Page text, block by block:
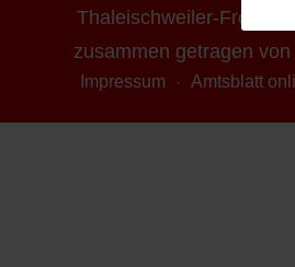
Thaleischweiler-
zusammen getragen
Impressum Amtsblatt